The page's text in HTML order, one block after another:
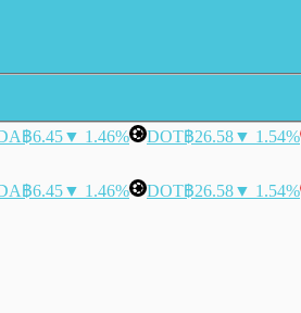
฿6.45▼ 1.46% DOT฿26.58▼ 1.54%
฿6.45▼ 1.46% DOT฿26.58▼ 1.54%